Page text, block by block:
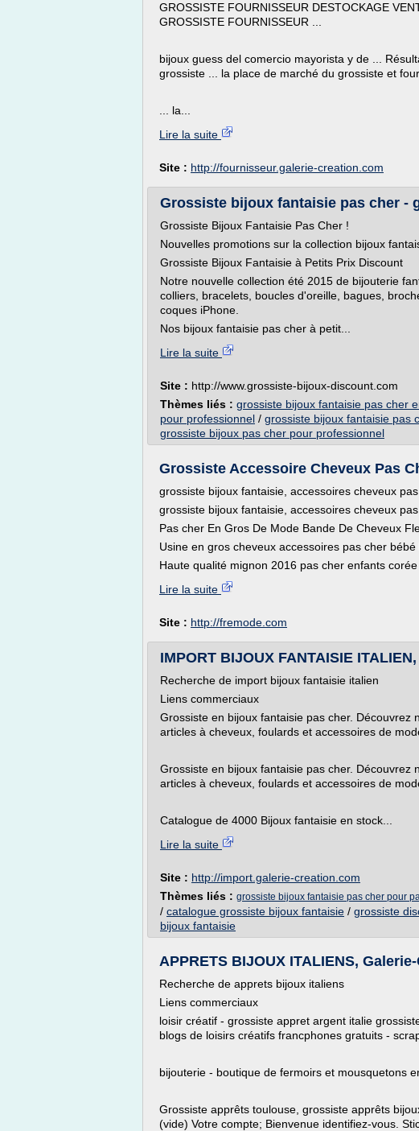
GROSSISTE FOURNISSEUR DESTOCKAGE
GROSSISTE FOURNISSEUR ...
bijoux guess del comercio mayorista y de ...
grossiste ... la place de marché du grossiste et
... la...
Lire la suite
Site : http://fournisseur.galerie-creation.com
Grossiste bijoux fantaisie pas cher -
Grossiste Bijoux Fantaisie Pas Cher !
Nouvelles promotions sur la collection bijoux
Grossiste Bijoux Fantaisie à Petits Prix Discount
Notre nouvelle collection été 2015 de bijouterie
colliers, bracelets, boucles d'oreille, bagues,
coques iPhone.
Nos bijoux fantaisie pas cher à petit...
Lire la suite
Site : http://www.grossiste-bijoux-discount.com
Thèmes liés : grossiste bijoux fantaisie pas cher
pour professionnel / grossiste bijoux fantaisie pas
grossiste bijoux pas cher pour professionnel
Grossiste Accessoire Cheveux Pas
grossiste bijoux fantaisie, accessoires cheveux
grossiste bijoux fantaisie, accessoires cheveux
Pas cher En Gros De Mode Bande De Cheveux
Usine en gros cheveux accessoires pas cher bébé
Haute qualité mignon 2016 pas cher enfants corée
Lire la suite
Site : http://fremode.com
IMPORT BIJOUX FANTAISIE
Recherche de import bijoux fantaisie italien
Liens commerciaux
Grossiste en bijoux fantaisie pas cher. Découvrez
articles à cheveux, foulards et accessoires de
Grossiste en bijoux fantaisie pas cher. Découvrez
articles à cheveux, foulards et accessoires de
Catalogue de 4000 Bijoux fantaisie en stock...
Lire la suite
Site : http://import.galerie-creation.com
Thèmes liés : grossiste bijoux fantaisie pas cher pour
/ catalogue grossiste bijoux fantaisie / grossiste
bijoux fantaisie
APPRETS BIJOUX ITALIENS,
Recherche de apprets bijoux italiens
Liens commerciaux
loisir créatif - grossiste appret argent italie
blogs de loisirs créatifs francphones gratuits -
bijouterie - boutique de fermoirs et mousquetons
Grossiste apprêts toulouse, grossiste apprêts
(vide) Votre compte; Bienvenue identifiez-vous.